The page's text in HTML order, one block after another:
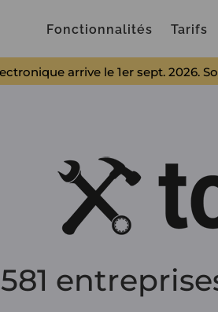
Fonctionnalités Tarifs
arrive le 1er sept. 2026.